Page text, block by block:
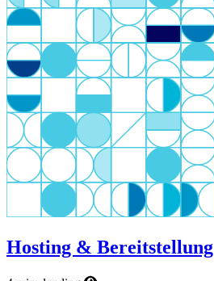
Hosting & Bereitstellung